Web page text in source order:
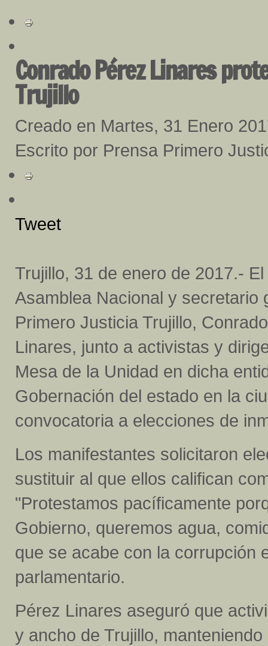
Conrado Pérez Linares
Trujillo
Creado en Martes, 31 Enero
Escrito por Prensa Primero
Tweet
Trujillo, 31 de enero de 2017.-
Asamblea Nacional y secretario
Primero Justicia Trujillo,
Linares, junto a activistas y
Mesa de la Unidad en dicha
Gobernación del estado en la
convocatoria a elecciones de
Los manifestantes solicitaron
sustituir al que ellos califican
"Protestamos pacíficamente
Gobierno, queremos agua,
que se acabe con la corrupción
parlamentario.
Pérez Linares aseguró que
y ancho de Trujillo,